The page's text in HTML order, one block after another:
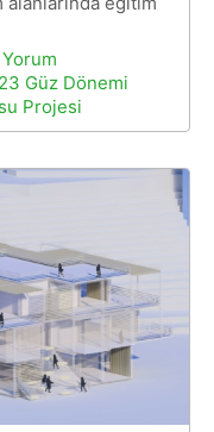
Güz Dönemi
Projesi